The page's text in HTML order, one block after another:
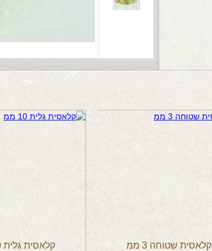
קלאסית שטוחה 3 ממ קלאסית גלית 10 ממ